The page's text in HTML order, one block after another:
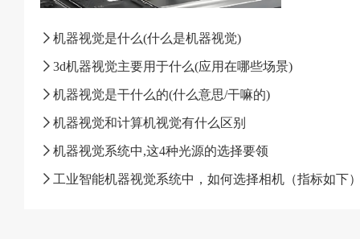
机器视觉是什么(什么是机器视觉)
3d机器视觉主要用于什么(应用在哪些场景)
机器视觉是干什么的(什么意思/干嘛的)
机器视觉和计算机视觉有什么区别
机器视觉系统中,这4种光源的选择要领
工业智能机器视觉系统中，如何选择相机（指标如下